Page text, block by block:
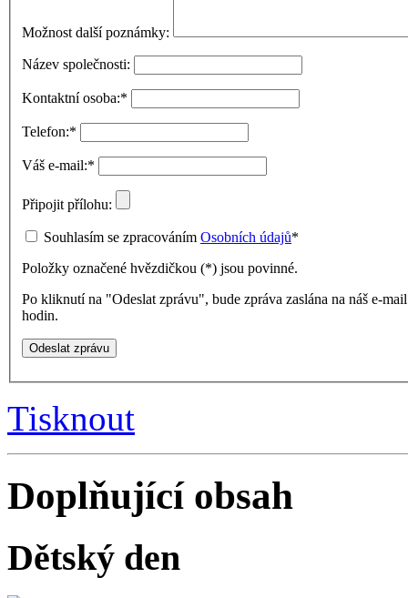
Možnost další poznámky:
Název společnosti:
Kontaktní osoba:*
Telefon:*
Váš e-mail:*
Připojit přílohu:
Souhlasím se zpracováním Osobních údajů*
Položky označené hvězdičkou (*) jsou povinné.
Po kliknutí na "Odeslat zprávu", bude zpráva zaslána na náš e-
hodin.
Tisknout
Doplňující obsah
Dětský den